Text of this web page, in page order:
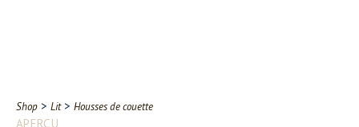
Contact
Shop > Lit> Housses de couette
APERÇU